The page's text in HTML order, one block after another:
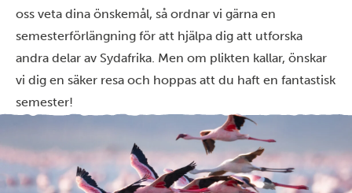
oss veta dina önskemål, så ordnar vi gärna en
semesterförlängning för att hjälpa dig att utforska
andra delar av Sydafrika. Men om plikten kallar, önskar
vi dig en säker resa och hoppas att du haft en fantastisk
semester!